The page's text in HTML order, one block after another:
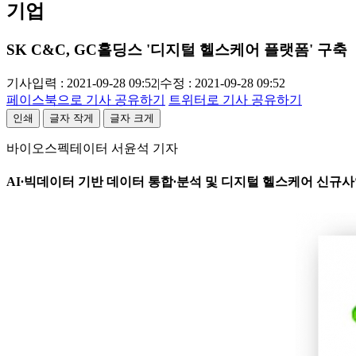
기업
SK C&C, GC홀딩스 '디지털 헬스케어 플랫폼' 구축
기사입력 : 2021-09-28 09:52|수정 : 2021-09-28 09:52
페이스북으로 기사 공유하기
트위터로 기사 공유하기
인쇄 글자 작게 글자 크게
바이오스펙테이터 서윤석 기자
AI∙빅데이터 기반 데이터 통합∙분석 및 디지털 헬스케어 신규